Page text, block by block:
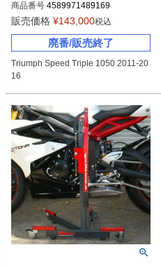
商品番号 4589971489169
販売価格 ¥143,000税込
廃番/販売終了
Triumph Speed Triple 1050 2011-20
16